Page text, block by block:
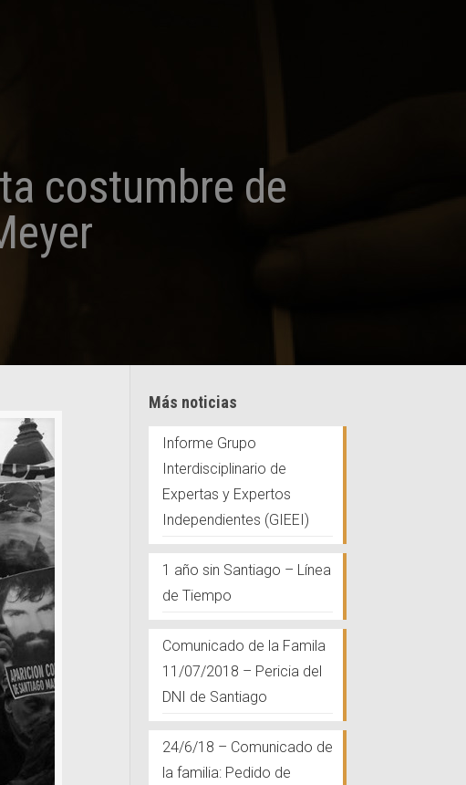
costumbre de
Más noticias
Informe Grupo
Interdisciplinario de
Expertas y Expertos
Independientes (GIEEI)
1 año sin Santiago – Línea
de Tiempo
Comunicado de la Famila
11/07/2018 – Pericia del
DNI de Santiago
24/6/18 – Comunicado de
la familia: Pedido de